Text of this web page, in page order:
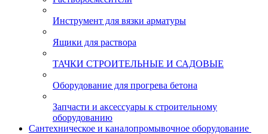
Инструмент для вязки арматуры
Ящики для раствора
ТАЧКИ СТРОИТЕЛЬНЫЕ И САДОВЫЕ
Оборудование для прогрева бетона
Запчасти и аксессуары к строительному
оборудованию
Сантехническое и каналопромывочное оборудование